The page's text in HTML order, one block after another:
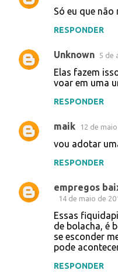
Só eu que não
RESPONDER
Unknown 5 de
Elas fazem
voar em uma
RESPONDER
maik 12 de
vou adotar
RESPONDER
empregos
14 de maio de
Essas
de bolacha, é
se esconder
pode
RESPONDER